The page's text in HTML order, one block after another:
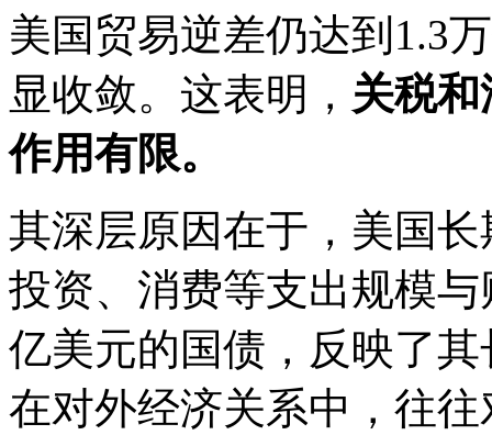
美国贸易逆差仍达到1.3
显收敛。这表明， 关税
作用有限。
其深层原因在于，美国
投资、消费等支出规模
亿美元的国债，反映了
在对外经济关系中，往